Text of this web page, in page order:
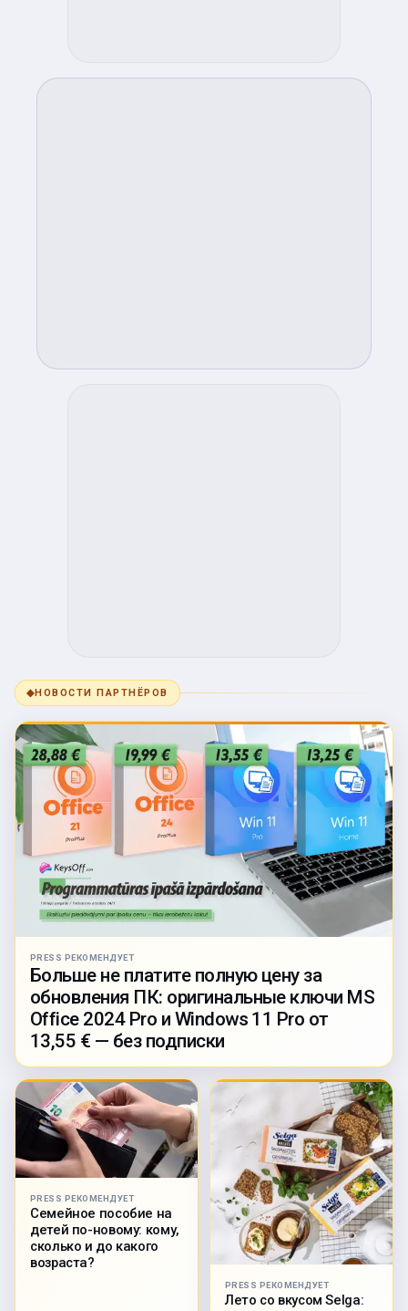
◆НОВОСТИ ПАРТНЁРОВ
PRESS РЕКОМЕНДУЕТ
Больше не платите полную цену за
обновления ПК: оригинальные ключи MS
Office 2024 Pro и Windows 11 Pro от
13,55 € — без подписки
PRESS РЕКОМЕНДУЕТ
Семейное пособие на
детей по-новому: кому,
сколько и до какого
возраста?
PRESS РЕКОМЕНДУЕТ
Лето со вкусом Selga: